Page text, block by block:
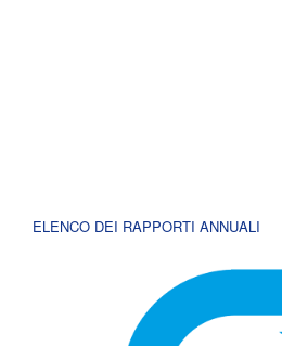
ELENCO DEI RAPPORTI ANNUALI